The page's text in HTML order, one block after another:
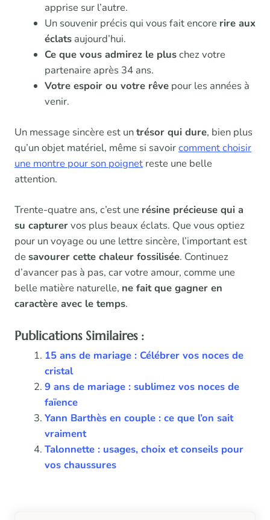
apprise sur l’autre.
Un souvenir précis qui vous fait encore rire aux
éclatsaujourd’hui.
Ce que vous admirez le pluschez votre
partenaire après 34 ans.
Votre espoir ou votre rêvepour les années à
venir.
Un message sincère est untrésor qui dure, bien plus
qu’un objet matériel, même si savoircomment choisir
une montre pour son poignet reste une belle
attention.
Trente-quatre ans, c’est une résine précieuse qui a
su capturervos plus beaux éclats. Que vous optiez
pour un voyage ou une lettre sincère, l’important est
de savourer cette chaleur fossilisée. Continuez
d’avancer pas à pas, car votre amour, comme une
belle matière naturelle, ne fait que gagner en
caractère avec le temps.
Publications Similaires :
15 ans de mariage : Célébrer vos noces de
cristal
9 ans de mariage : sublimez vos noces de
faïence
Yann Barthès en couple : ce que l’on sait
vraiment
Talonnette : usages, choix et conseils pour
vos chaussures